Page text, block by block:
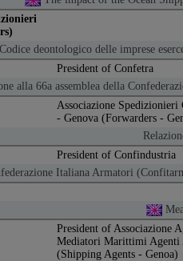
Codice deontologico delle imprese
President of Confetra
alla 66a assemblea della
Associazione
- Genova (Forwarders -
President of Confindustria
Italiana Armatori
President of Associazione
Mediatori Marittimi Agenti
(Shipping Agents - Genoa)